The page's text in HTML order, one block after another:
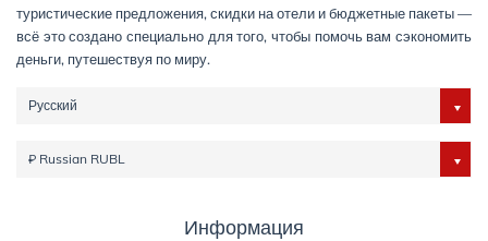
туристические предложения, скидки на отели и бюджетные пакеты —
всё это создано специально для того, чтобы помочь вам сэкономить
деньги, путешествуя по миру.
Русский
₽ Russian RUBL
Информация